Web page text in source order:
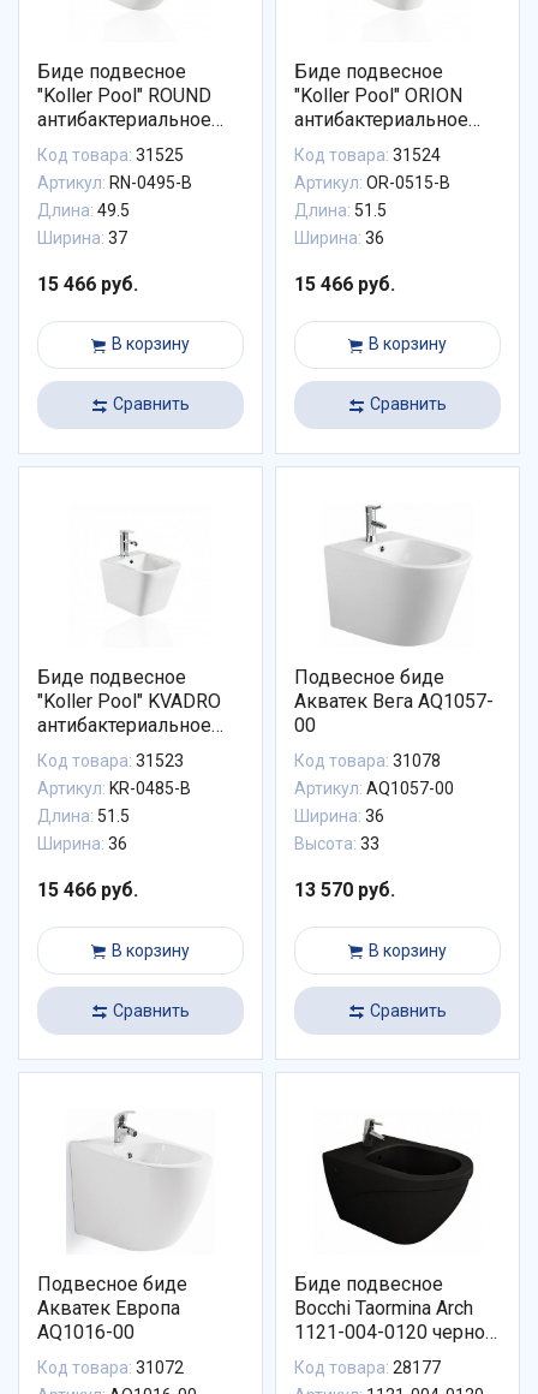
Биде подвесное
"Koller Pool" ROUND
антибактериальное
покрытие
Код товара: 31525
Артикул: RN-0495-B
Длина: 49.5
Ширина: 37
15 466 руб.
В корзину
Сравнить
Биде подвесное
"Koller Pool" ORION
антибактериальное
покрытие
Код товара: 31524
Артикул: OR-0515-B
Длина: 51.5
Ширина: 36
15 466 руб.
В корзину
Сравнить
Биде подвесное
"Koller Pool" KVADRO
антибактериальное
покрытие
Код товара: 31523
Артикул: KR-0485-B
Длина: 51.5
Ширина: 36
15 466 руб.
В корзину
Сравнить
Подвесное биде
Акватек Вега AQ1057-
00
Код товара: 31078
Артикул: AQ1057-00
Ширина: 36
Высота: 33
13 570 руб.
В корзину
Сравнить
Подвесное биде
Акватек Европа
AQ1016-00
Код товара: 31072
Биде подвесное
Bocchi Taormina Arch
1121-004-0120 черное
матовое
Код товара: 28177